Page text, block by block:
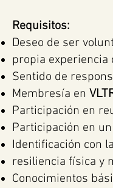
Requisitos:
Deseo de ser
propia experiencia
Sentido de
Membresía en
Participación en
Participación en
Identificación con
resiliencia física y
Conocimientos